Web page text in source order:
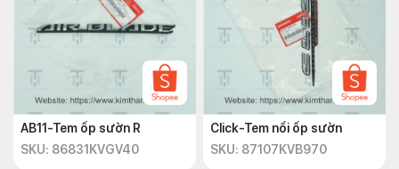
AB11-Tem ốp sườn R
SKU: 86831KVGV40
Click-Tem nổi ốp sườn
SKU: 87107KVB970